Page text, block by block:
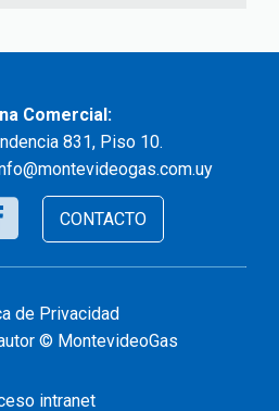
Comercial:
831, Piso 10.
CONTACTO
de Privacidad
© MontevideoGas
intranet